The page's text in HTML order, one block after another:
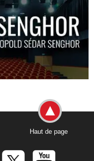
Haut de page